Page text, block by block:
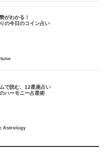
がわかる！
で読む、12星座占い